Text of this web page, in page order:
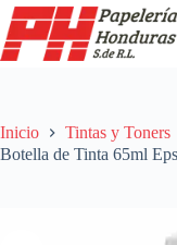
Saltar
al
contenido
Inicio
Tintas y Toners
Botella de Tinta 65ml